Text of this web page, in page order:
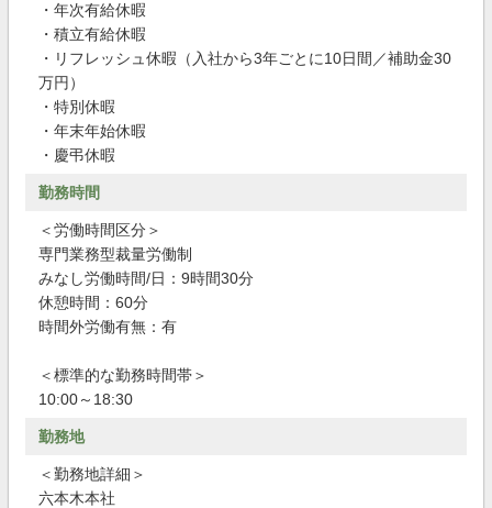
・年次有給休暇
・積立有給休暇
・リフレッシュ休暇（入社から3年ごとに10日間／補助金30
万円）
・特別休暇
・年末年始休暇
・慶弔休暇
勤務時間
＜労働時間区分＞
専門業務型裁量労働制
みなし労働時間/日：9時間30分
休憩時間：60分
時間外労働有無：有
＜標準的な勤務時間帯＞
10:00～18:30
勤務地
＜勤務地詳細＞
六本木本社